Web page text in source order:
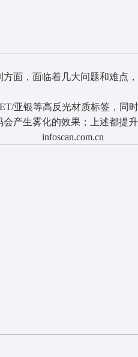
面，面临着几大问题和难点
亚银等高反光材质标签，同
产生雾化的效果；上述都提
infoscan.com.cn